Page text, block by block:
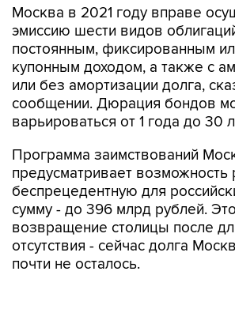
Москва в 2021 году вправе
эмиссию шести видов
постоянным, фиксированным
купонным доходом, а также с
или без амортизации долга,
сообщении. Дюрация бондов
варьироваться от 1 года до 30
Программа заимствований
предусматривает
беспрецедентную для
сумму - до 396 млрд рублей.
возвращение столицы после
отсутствия - сейчас долга
почти не осталось.